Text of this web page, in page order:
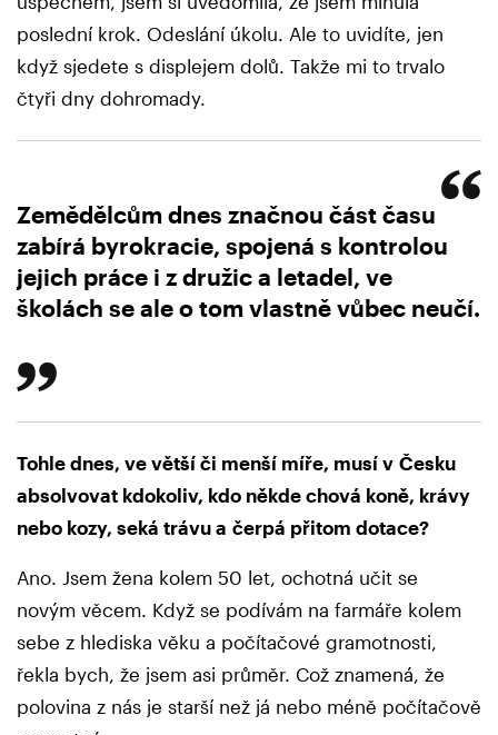
poslední krok. Odeslání úkolu. Ale to uvidíte, jen
když sjedete s displejem dolů. Takže mi to trvalo
čtyři dny dohromady.
Zemědělcům dnes značnou část času
zabírá byrokracie, spojená s kontrolou
jejich práce i z družic a letadel, ve
školách se ale o tom vlastně vůbec neučí.
Tohle dnes, ve větší či menší míře, musí v Česku
absolvovat kdokoliv, kdo někde chová koně, krávy
nebo kozy, seká trávu a čerpá přitom dotace?
Ano. Jsem žena kolem 50 let, ochotná učit se
novým věcem. Když se podívám na farmáře kolem
sebe z hlediska věku a počítačové gramotnosti,
řekla bych, že jsem asi průměr. Což znamená, že
polovina z nás je starší než já nebo méně počítačově